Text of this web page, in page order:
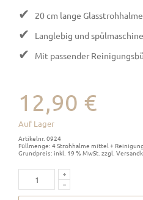
✔ 20 cm lange Glasstrohhalme
✔ Langlebig und
✔ Mit passender
12,90 €
Auf Lager
Artikelnr. 0924
Füllmenge: 4 Strohhalme mittel +
Grundpreis: inkl. 19 % MwSt. zzgl.